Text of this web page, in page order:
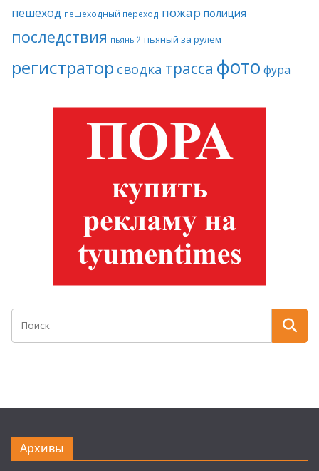
пешеход пешеходный переход пожар полиция
последствия пьяный пьяный за рулем
регистратор сводка трасса фото фура
Архивы